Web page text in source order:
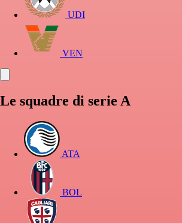
UDI
VEN
Le squadre di serie A
ATA
BOL